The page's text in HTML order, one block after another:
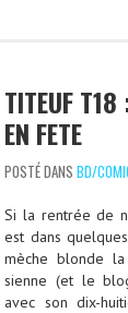
TITEUF
EN FETE
POSTÉ DANS BD/
Si la rentrée de
est dans
mèche blonde
sienne (et le
avec son dix-